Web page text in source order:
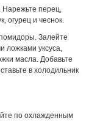
Нарежьте перец,
огурец и чеснок.
Залейте
ложками уксуса,
масла. Добавьте
в холодильник
по охлажденным